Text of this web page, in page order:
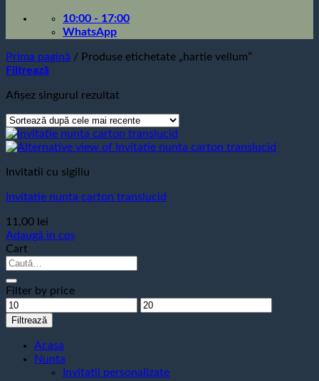
10:00 - 17:00
WhatsApp
Prima pagină / Produse etichetate „hartie vellum”
Filtrează
Afișez singurul rezultat
Invitatii cu sigiliu
Invitatie nunta carton translucid
11,00 lei
Adaugă în coș
Cart
Caută
Filter by price
Preț
minim
Preț
Filtrează
Acasa
Nunta
Invitatii personalizate